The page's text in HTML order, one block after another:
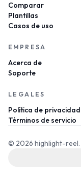
Comparar
Plantillas
Casos de uso
EMPRESA
Acerca de
Soporte
LEGALES
Política de privacidad
Términos de servicio
© 2026 highlight-reel.